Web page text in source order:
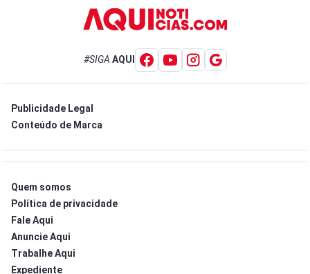
#SIGA AQUI
Publicidade Legal
Conteúdo de Marca
Quem somos
Política de privacidade
Fale Aqui
Anuncie Aqui
Trabalhe Aqui
Expediente